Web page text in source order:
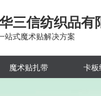
三信纺织品有
站式魔术贴解决方案
魔术贴扎带 卡板